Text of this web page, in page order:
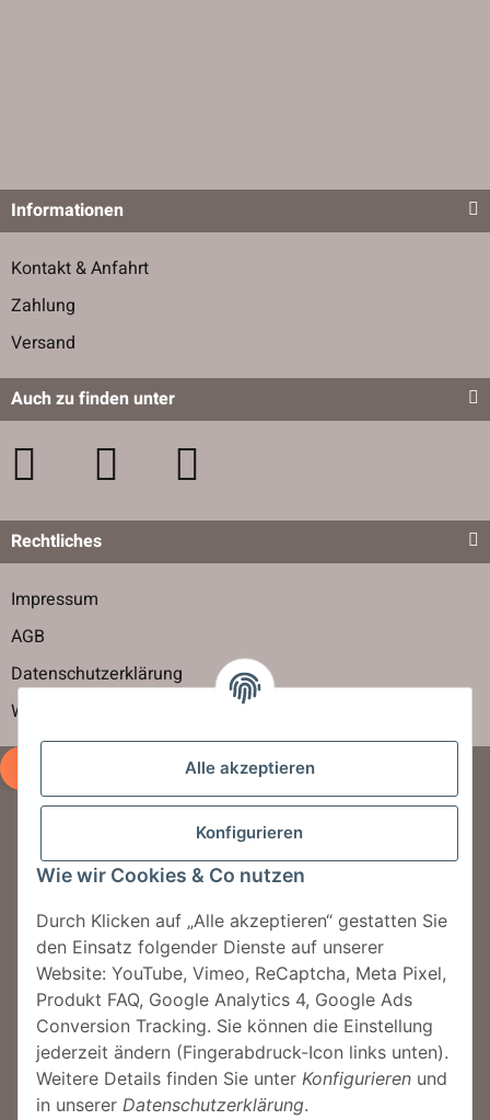
Alle akzeptieren
Konfigurieren
Wie wir Cookies & Co nutzen
Durch Klicken auf „Alle akzeptieren“ gestatten Sie
den Einsatz folgender Dienste auf unserer
Website: YouTube, Vimeo, ReCaptcha, Meta Pixel,
Produkt FAQ, Google Analytics 4, Google Ads
Conversion Tracking. Sie können die Einstellung
jederzeit ändern (Fingerabdruck-Icon links unten).
Weitere Details finden Sie unter Konfigurieren und
in unserer Datenschutzerklärung.
Informationen
Kontakt & Anfahrt
Zahlung
Versand
Auch zu finden unter
Rechtliches
Impressum
AGB
Datenschutzerklärung
Widerrufsbelehrung
Newsletter abbonieren
Jetzt anmelden!
jeden Monat tolle Rabattaktionen erhalten.
© MegaSauna by Sauna One GmbH